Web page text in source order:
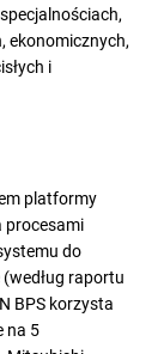
ekonomicznych,
i
platformy
procesami
do
raportu
BPS korzysta
na 5